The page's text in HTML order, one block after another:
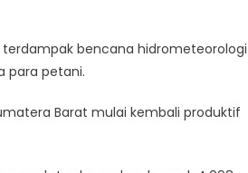
bencana hidrometeorologi
para petani.
Barat mulai kembali produktif